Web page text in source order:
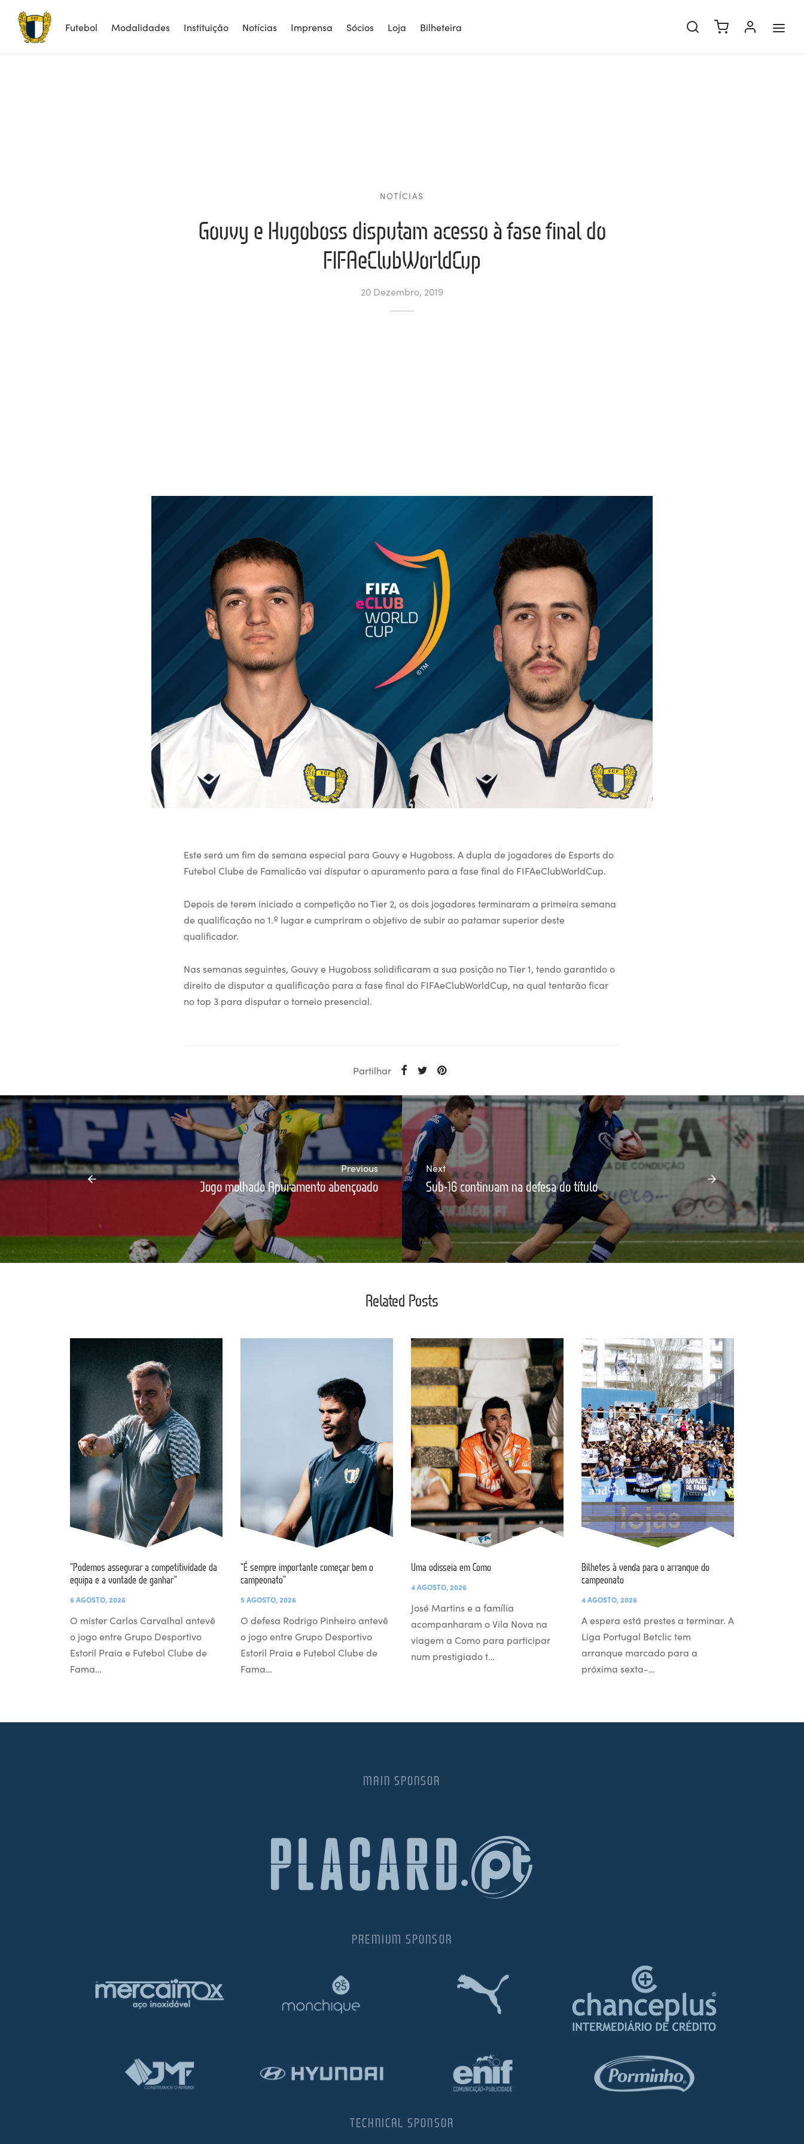
Futebol Modalidades Instituição Notícias Imprensa Sócios Loja Bilheteira
NOTÍCIAS
Gouvy e Hugoboss disputam acesso à fase final do
FIFAeClubWorldCup
20 Dezembro, 2019
Este será um fim de semana especial para Gouvy e Hugoboss. A dupla de jogadores de Esports do
Futebol Clube de Famalicão vai disputar o apuramento para a fase final do FIFAeClubWorldCup.
Depois de terem iniciado a competição no Tier 2, os dois jogadores terminaram a primeira semana
de qualificação no 1.º lugar e cumpriram o objetivo de subir ao patamar superior deste
qualificador.
Nas semanas seguintes, Gouvy e Hugoboss solidificaram a sua posição no Tier 1, tendo garantido o
direito de disputar a qualificação para a fase final do FIFAeClubWorldCup, na qual tentarão ficar
no top 3 para disputar o torneio presencial.
Partilhar
Previous
Jogo molhado Apuramento abençoado
Next
Sub-16 continuam na defesa do título
Related Posts
“Podemos assegurar a competitividade da
equipa e a vontade de ganhar”
6 AGOSTO, 2026
O mister Carlos Carvalhal antevê
o jogo entre Grupo Desportivo
Estoril Praia e Futebol Clube de
Fama…
“É sempre importante começar bem o
campeonato”
5 AGOSTO, 2026
O defesa Rodrigo Pinheiro antevê
o jogo entre Grupo Desportivo
Estoril Praia e Futebol Clube de
Fama…
Uma odisseia em Como
4 AGOSTO, 2026
José Martins e a família
acompanharam o Vila Nova na
viagem a Como para participar
num prestigiado t…
Bilhetes à venda para o arranque do
campeonato
4 AGOSTO, 2026
A espera está prestes a terminar. A
Liga Portugal Betclic tem
arranque marcado para a
próxima sexta-…
MAIN SPONSOR
PREMIUM SPONSOR
TECHNICAL SPONSOR